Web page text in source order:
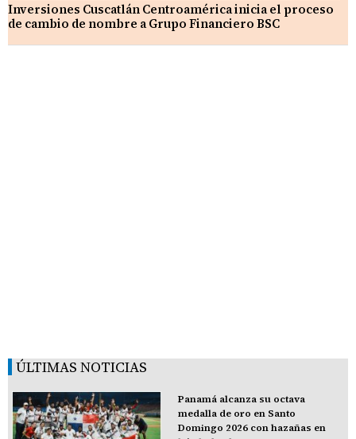
Inversiones Cuscatlán Centroamérica inicia el proceso
de cambio de nombre a Grupo Financiero BSC
ÚLTIMAS NOTICIAS
Panamá alcanza su octava
medalla de oro en Santo
Domingo 2026 con hazañas en